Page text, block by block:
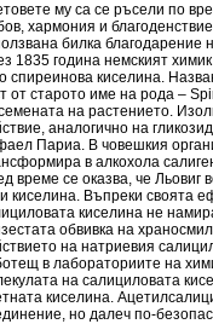
му са се ръсели по
хармония и
билка благодарение
1835 година немският
спиреинова киселина.
от старото име на рода –
на растението.
аналогично на
Париа. В човешкия
в алкохола
време се оказва, че Льовиг
киселина. Въпреки своята
киселина не
обвивка на
на натриевия
в лабораториите на
на салициловата
киселина.
но далеч по-